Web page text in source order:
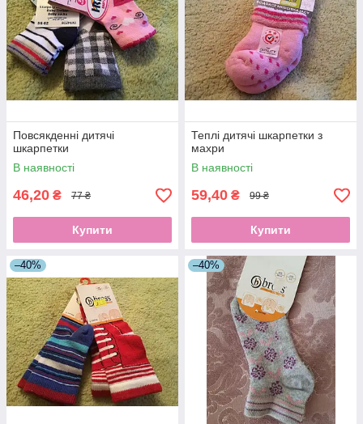
Повсякденні дитячі
шкарпетки
В наявності
46,20 ₴ 77 ₴
Купити
Теплі дитячі шкарпетки з
махри
В наявності
59,40 ₴ 99 ₴
Купити
–40% –40%